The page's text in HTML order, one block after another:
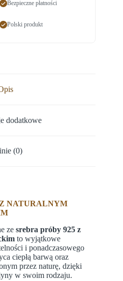
Bezpieczne płatności
Polski produkt
dodatkowe
(0)
NATURALNYM
ze srebra próby 925 z
to wyjątkowe
i ponadczasowego
ciepłą barwą oraz
przez naturę, dzięki
w swoim rodzaju.